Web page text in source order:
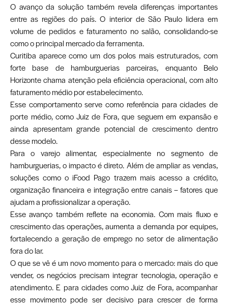
O avanço da solução também revela diferenças importantes
entre as regiões do país. O interior de São Paulo lidera em
volume de pedidos e faturamento no salão, consolidando-se
como o principal mercado da ferramenta.
Curitiba aparece como um dos polos mais estruturados, com
forte base de hamburguerias parceiras, enquanto Belo
Horizonte chama atenção pela eficiência operacional, com alto
faturamento médio por estabelecimento.
Esse comportamento serve como referência para cidades de
porte médio, como Juiz de Fora, que seguem em expansão e
ainda apresentam grande potencial de crescimento dentro
desse modelo.
Para o varejo alimentar, especialmente no segmento de
hamburguerias, o impacto é direto. Além de ampliar as vendas,
soluções como o iFood Pago trazem mais acesso a crédito,
organização financeira e integração entre canais – fatores que
ajudam a profissionalizar a operação.
Esse avanço também reflete na economia. Com mais fluxo e
crescimento das operações, aumenta a demanda por equipes,
fortalecendo a geração de emprego no setor de alimentação
fora do lar.
O que se vê é um novo momento para o mercado: mais do que
vender, os negócios precisam integrar tecnologia, operação e
atendimento. E para cidades como Juiz de Fora, acompanhar
esse movimento pode ser decisivo para crescer de forma